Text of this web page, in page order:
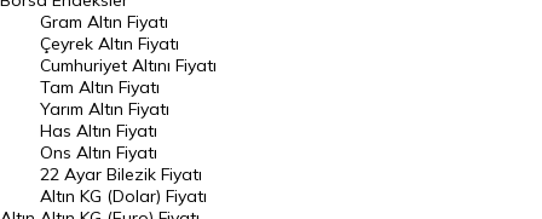
Raporlar
Endeksler
DÖVİZ
Döviz Kuru
Dolar Kuru
Gram Altın Fiyatı
Çeyrek Altın Fiyatı
Cumhuriyet Altını Fiyatı
Tam Altın Fiyatı
Yarım Altın Fiyatı
Has Altın Fiyatı
Ons Altın Fiyatı
22 Ayar Bilezik Fiyatı
Altın KG (Dolar) Fiyatı